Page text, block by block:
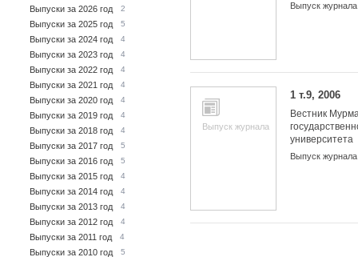
Выпуски за 2026 год 2
Выпуски за 2025 год 5
Выпуски за 2024 год 4
Выпуски за 2023 год 4
Выпуски за 2022 год 4
Выпуски за 2021 год 4
Выпуски за 2020 год 4
Выпуски за 2019 год 4
Выпуски за 2018 год 4
Выпуски за 2017 год 5
Выпуски за 2016 год 5
Выпуски за 2015 год 4
Выпуски за 2014 год 4
Выпуски за 2013 год 4
Выпуски за 2012 год 4
Выпуски за 2011 год 4
Выпуски за 2010 год 5
Выпуск журнала
Выпуск журнала
1 т.9, 2006
Вестник
университета
Выпуск журнала